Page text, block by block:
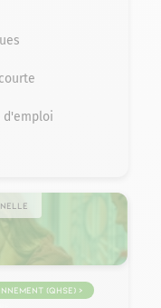
d'emploi
(QHSE) >